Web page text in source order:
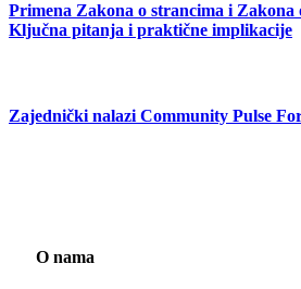
Primena Zakona o strancima i Zakona
Ključna pitanja i praktične implikacije
Zajednički nalazi Community Pulse
O nama